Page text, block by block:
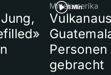
1 Min
Mittelamerika
gebracht